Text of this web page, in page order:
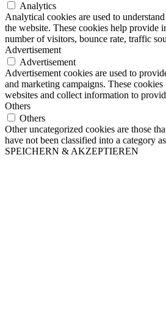
Analytics
Analytical cookies are used to
the website. These cookies help provide
number of visitors, bounce rate, traffic
Advertisement
Advertisement
Advertisement cookies are used to
and marketing campaigns. These
websites and collect information to
Others
Others
Other uncategorized cookies are those
have not been classified into a category
SPEICHERN & AKZEPTIEREN